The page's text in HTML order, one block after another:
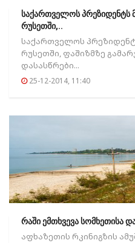
საქართველოს პრეზიდენტს
რუსეთში,..
საქართველოს
რუსეთში, ფაშიზმზე
დასასწრები...
25-12-2014, 11:40
რაში ემთხვევა სომხეთისა
აფხაზეთის რკინიგზის